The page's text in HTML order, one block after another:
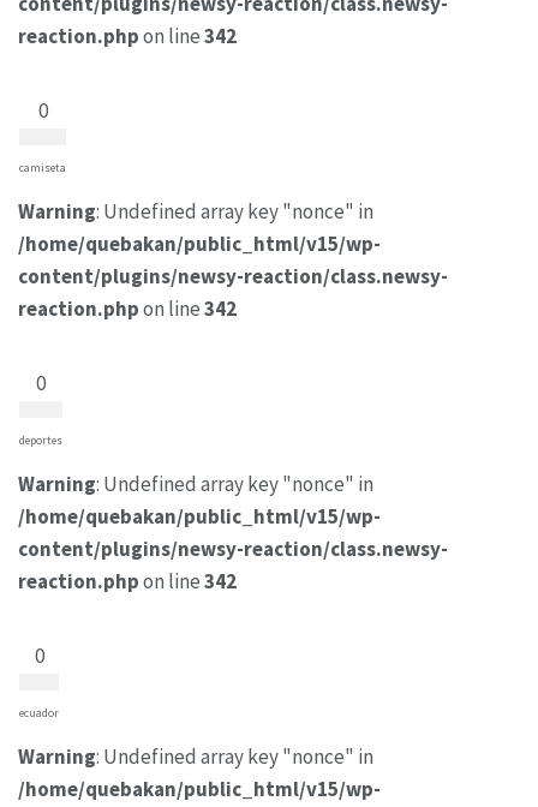
reaction.phpon line342
0
camiseta
Warning: Undefined array key "nonce" in
/home/quebakan/public_html/v15/wp-
content/plugins/newsy-reaction/class.newsy-
reaction.phpon line342
0
deportes
Warning: Undefined array key "nonce" in
/home/quebakan/public_html/v15/wp-
content/plugins/newsy-reaction/class.newsy-
reaction.phpon line342
0
ecuador
Warning: Undefined array key "nonce" in
/home/quebakan/public_html/v15/wp-